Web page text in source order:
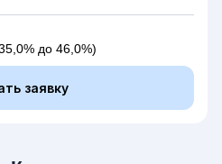
до 46,0%)
заявку